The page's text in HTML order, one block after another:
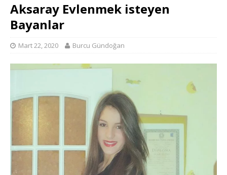
Aksaray Evlenmek isteyen
Bayanlar
Mart 22, 2020 Burcu Gündoğan